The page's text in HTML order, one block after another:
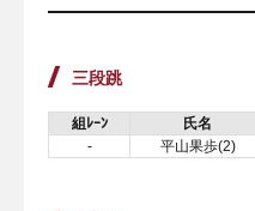
三段跳
組ﾚｰﾝ 氏名
-
平山果歩(2)